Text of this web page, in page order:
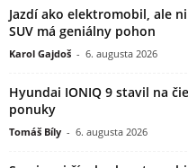
Jazdí ako elektromobil, ale
SUV má geniálny pohon
Karol Gajdoš - 6. augusta 2026
Hyundai IONIQ 9 stavil na
ponuky
Tomáš Bíly - 6. augusta 2026